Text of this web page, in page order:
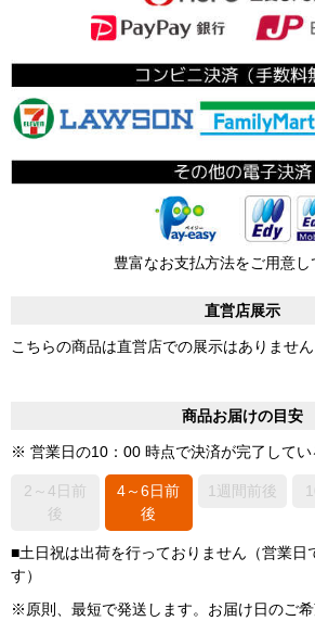
豊富なお支払方法をご用意し
直営店展示
こちらの商品は直営店での展示はありません
商品お届けの目安
※ 営業日の10：00 時点で決済が完了してい
2～4日前
後
4～6日前
後
1週間前後
■土日祝は出荷を行っておりません（営業日
す）
※原則、最短で発送します。お届け日のご